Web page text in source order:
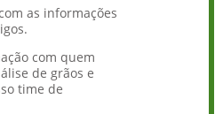
as informações
com quem
de grãos e
time de